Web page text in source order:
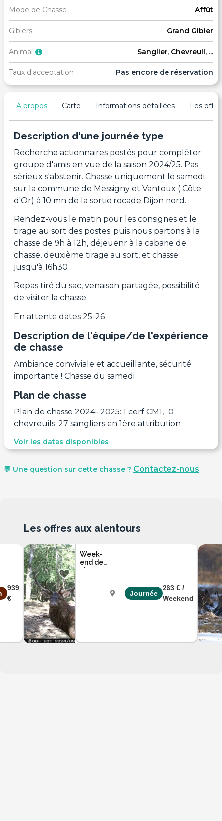
Mode de Chasse Affût
Gibiers Grand Gibier
Animal Sanglier, Chevreuil, ...
Taux d'acceptation Pas encore de réservation
A propos Carte Informations détaillées Les
Description d'une journée type
Recherche actionnaires postés pour compléter
groupe d'amis en vue de la saison 2024/25. Pas
sérieux s'abstenir. Chasse uniquement le samedi
sur la commune de Messigny et Vantoux ( Côte
d'Or) à 10 mn de la sortie rocade Dijon nord.
Rendez-vous le matin pour les consignes et le
tirage au sort des postes, puis nous partons à la
chasse de 9h à 12h, déjeuenr à la cabane de
chasse, deuxième tirage au sort, et chasse
jusqu'à 16h30
Repas tiré du sac, venaison partagée, possibilité
de visiter la chasse
En attente dates 25-26
Description de l'équipe/de l'expérience
de chasse
Ambiance conviviale et accueillante, sécurité
importante ! Chasse du samedi
Plan de chasse
Plan de chasse 2024- 2025: 1 cerf CM1, 10
chevreuils, 27 sangliers en 1ère attribution
Voir les dates disponibles
💬 Une question sur cette chasse ? Contactez-nous
939
€
Week-
end de
chasse
Journée
263 € /
Weekend
Les offres aux alentours